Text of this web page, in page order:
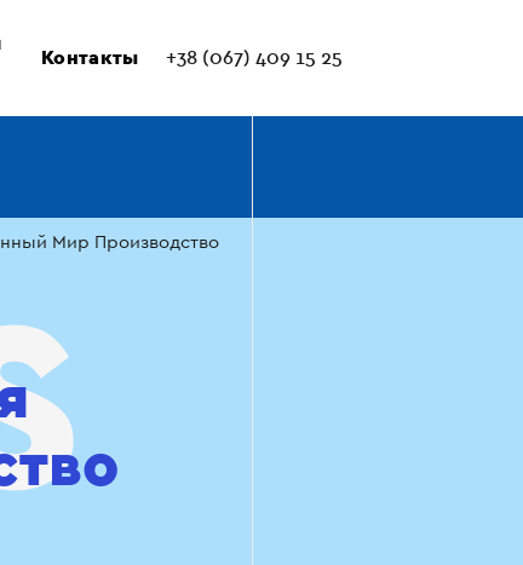
Контакты +38 (067) 409 15 25
Мир Производство